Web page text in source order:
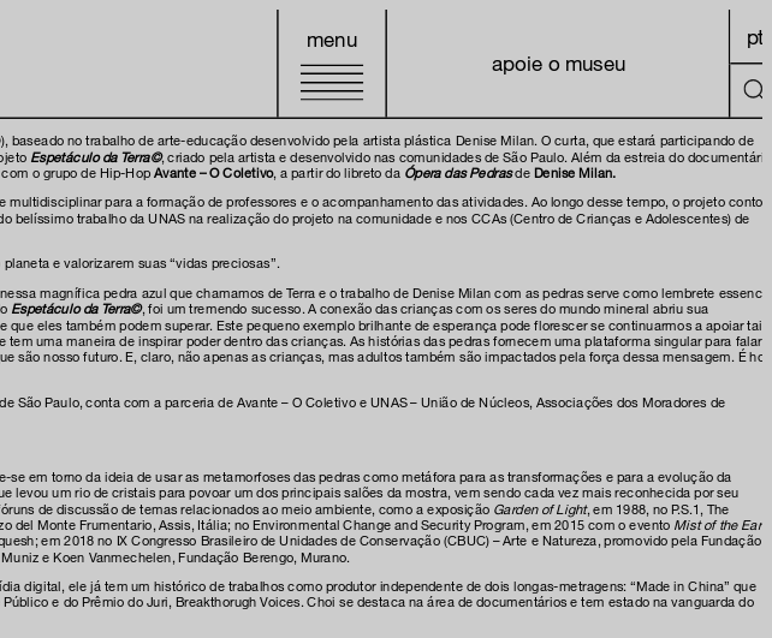
menu
apoie o museu
pt
baseado no trabalho de arte-educação desenvolvido pela artista plástica Denise Milan. O curta, que estará participando de
Espetáculo da Terra©, criado pela artista e desenvolvido nas comunidades de São Paulo. Além da estreia do documentário
o grupo de Hip-HopAvante – O Coletivo, a partir do libreto da Ópera das Pedrasde Denise Milan.
para a formação de professores e o acompanhamento das atividades. Ao longo desse tempo, o projeto contou
trabalho da UNAS na realização do projeto na comunidade e nos CCAs (Centro de Crianças e Adolescentes) de
e valorizarem suas “vidas preciosas”.
magnífica pedra azul que chamamos de Terra e o trabalho de Denise Milan com as pedras serve como lembrete
Espetáculo da Terra©, foi um tremendo sucesso. A conexão das crianças com os seres do mundo mineral abriu sua
eles também podem superar. Este pequeno exemplo brilhante de esperança pode florescer se continuarmos a apoiar tais
uma maneira de inspirar poder dentro das crianças. As histórias das pedras fornecem uma plataforma singular para falar
nosso futuro. E, claro, não apenas as crianças, mas adultos também são impactados pela força dessa mensagem. É
Paulo, conta com a parceria de Avante – O Coletivo e UNAS – União de Núcleos, Associações dos Moradores de
em torno da ideia de usar as metamorfoses das pedras como metáfora para as transformações e para a evolução da
levou um rio de cristais para povoar um dos principais salões da mostra, vem sendo cada vez mais reconhecida por seu
de discussão de temas relacionados ao meio ambiente, como a exposição Garden of Light, em 1988, no P.S.1, The
del Monte Frumentario, Assis, Itália; no Environmental Change and Security Program, em 2015 com o evento Mist of the
em 2018 no IX Congresso Brasileiro de Unidades de Conservação (CBUC) – Arte e Natureza, promovido pela Fundação
e Koen Vanmechelen, Fundação Berengo, Murano.
digital, ele já tem um histórico de trabalhos como produtor independente de dois longas-metragens: “Made in China” que
e do Prêmio do Juri, Breakthorugh Voices. Choi se destaca na área de documentários e tem estado na vanguarda do